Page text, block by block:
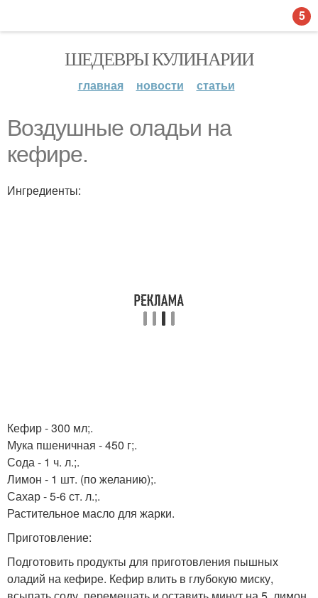
ШЕДЕВРЫ КУЛИНАРИИ
главная новости статьи
Воздушные оладьи на
кефире.
Ингредиенты:
Кефир - 300 мл;.
Мука пшеничная - 450 г;.
Сода - 1 ч. л.;.
Лимон - 1 шт. (по желанию);.
Сахар - 5-6 ст. л.;.
Растительное масло для жарки.
Приготовление:
Подготовить продукты для приготовления пышных
оладий на кефире. Кефир влить в глубокую миску,
5